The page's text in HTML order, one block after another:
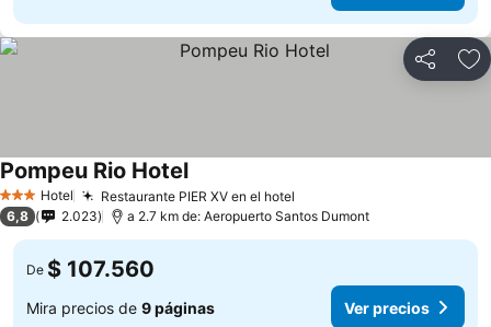
Compartir
3 Estrellas
Hotel Restaurante PIER XV en el hotel
Pompeu Rio Hotel
6,8 2.023 a 2.7 km de: Aeropuerto Santos Dumont
De $ 107.560
Mira precios de 9 páginas Ver precios